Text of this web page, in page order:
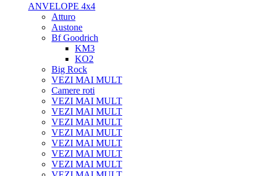
ANVELOPE 4x4
Atturo
Austone
Bf Goodrich
KM3
KO2
Big Rock
VEZI MAI MULT
Camere roti
VEZI MAI MULT
VEZI MAI MULT
VEZI MAI MULT
VEZI MAI MULT
VEZI MAI MULT
VEZI MAI MULT
VEZI MAI MULT